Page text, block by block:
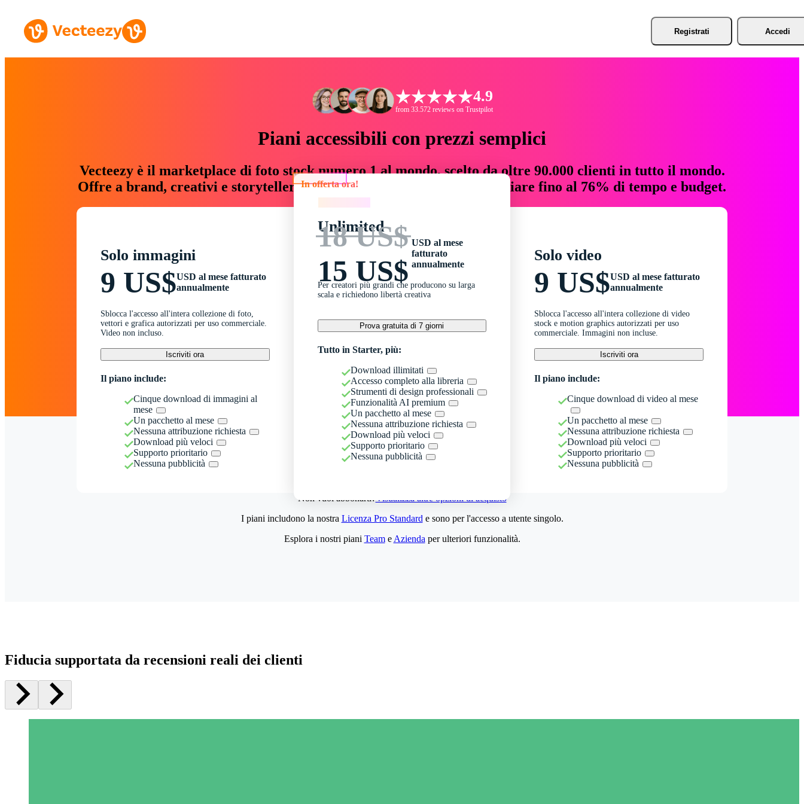
Registrati Accedi
4.9
from 33.572 reviews on Trustpilot
Piani accessibili con prezzi semplici
Vecteezy è il marketplace di foto stock numero 1 al mondo, scelto da oltre 90.000 clienti in tutto il mondo.
Offre a brand, creativi e storyteller risorse creative che fanno risparmiare fino al 76% di tempo e budget.
Solo immagini
9 US$USD al mese fatturato
annualmente
Sblocca l'accesso all'intera collezione di foto,
vettori e grafica autorizzati per uso commerciale.
Video non incluso.
Iscriviti ora
Il piano include:
Cinque download di immagini al
mese
Un pacchetto al mese
Nessuna attribuzione richiesta
Download più veloci
Supporto prioritario
Nessuna pubblicità
In offerta ora!
Unlimited
18 US$
15 US$
USD al mese
fatturato
annualmente
Per creatori più grandi che producono su larga
scala e richiedono libertà creativa
Prova gratuita di 7 giorni
Tutto in Starter, più:
Download illimitati
Accesso completo alla libreria
Strumenti di design professionali
Funzionalità AI premium
Un pacchetto al mese
Nessuna attribuzione richiesta
Download più veloci
Supporto prioritario
Nessuna pubblicità
Solo video
9 US$USD al mese fatturato
annualmente
Sblocca l'accesso all'intera collezione di video
stock e motion graphics autorizzati per uso
commerciale. Immagini non incluse.
Iscriviti ora
Il piano include:
Cinque download di video al mese
Un pacchetto al mese
Nessuna attribuzione richiesta
Download più veloci
Supporto prioritario
Nessuna pubblicità
Non vuoi abbonarti?Visualizza altre opzioni di acquisto
I piani includono la nostra Licenza Pro Standard e sono per l'accesso a utente singolo.
Esplora i nostri piani Teame Azienda per ulteriori funzionalità.
Fiducia supportata da recensioni reali dei clienti